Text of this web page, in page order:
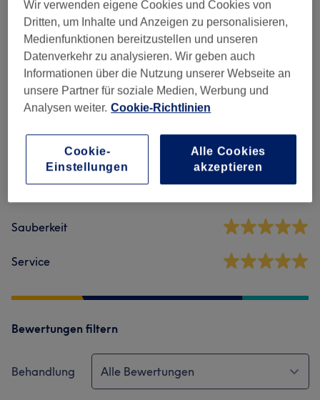
Massagen (3 ) ab 40 €
Salonbewertungen
5,0 1 Bewertung
Sauberkeit
Service
Bewertungen filtern
Behandlung Alle Bewertungen
Wir verwenden eigene Cookies und Cookies von
Dritten, um Inhalte und Anzeigen zu personalisieren,
Medienfunktionen bereitzustellen und unseren
Datenverkehr zu analysieren. Wir geben auch
Informationen über die Nutzung unserer Webseite an
unsere Partner für soziale Medien, Werbung und
Analysen weiter. Cookie-Richtlinien
Cookie-
Einstellungen
Alle Cookies
akzeptieren